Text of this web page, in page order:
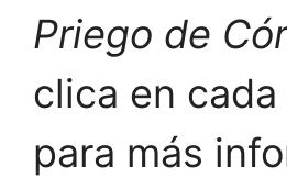
Priego de
clica en
para más